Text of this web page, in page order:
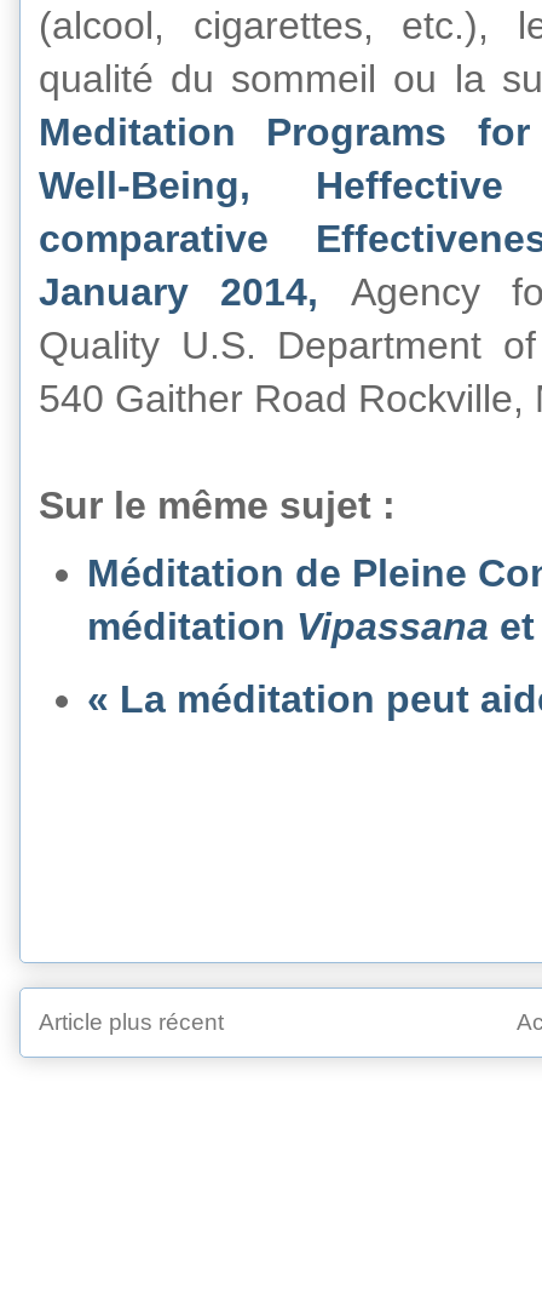
(alcool, cigarettes, etc.),
qualité du sommeil ou la
Meditation Programs
Well-Being,
comparative
January 2014,
Agency
Quality U.S. Department
540 Gaither Road
Sur le même sujet :
Méditation de Pleine
méditation Vipassana
« La méditation peut
Article plus récent